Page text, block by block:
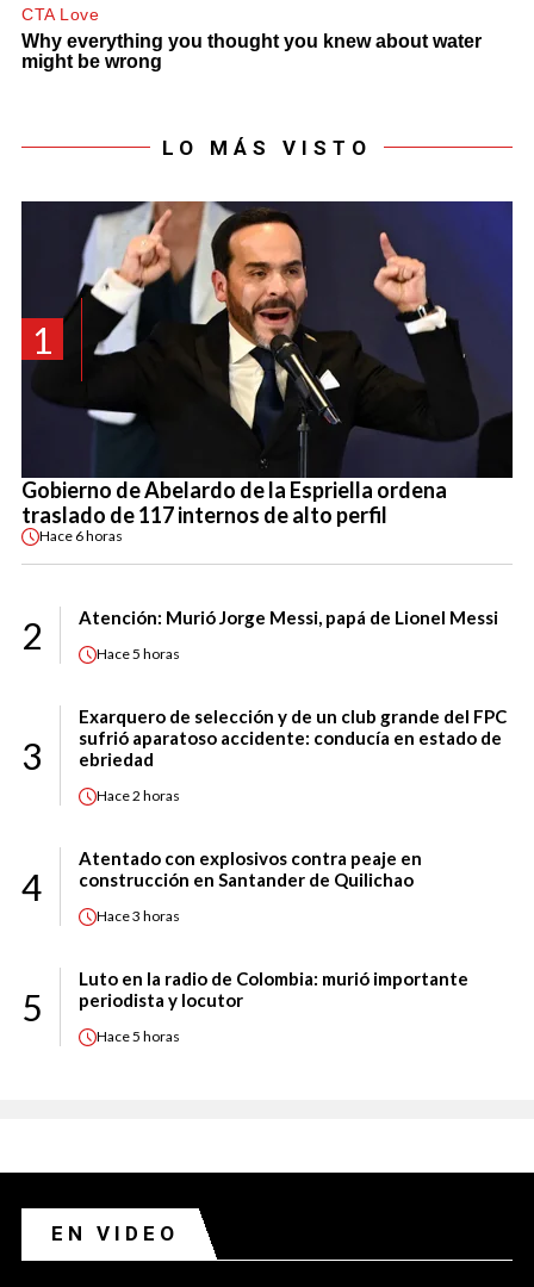
LO MÁS VISTO
1
Gobierno de Abelardo de la Espriella ordena
traslado de 117 internos de alto perfil
Hace 6 horas
2 Atención: Murió Jorge Messi, papá de Lionel Messi
Hace5 horas
3
Exarquero de selección y de un club grande del FPC
sufrió aparatoso accidente: conducía en estado de
ebriedad
Hace2 horas
4
Atentado con explosivos contra peaje en
construcción en Santander de Quilichao
Hace3 horas
5
Luto en la radio de Colombia: murió importante
periodista y locutor
Hace5 horas
EN VIDEO